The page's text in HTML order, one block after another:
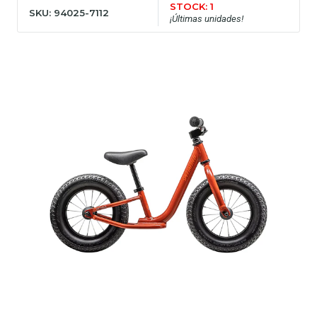
SKU: 94025-7112
STOCK: 1
¡Últimas unidades!